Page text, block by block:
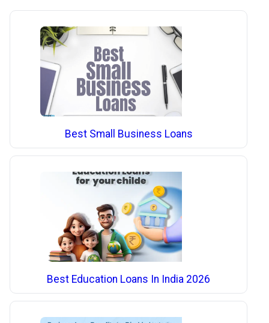
Best Small Business Loans
Best Education Loans In India 2026